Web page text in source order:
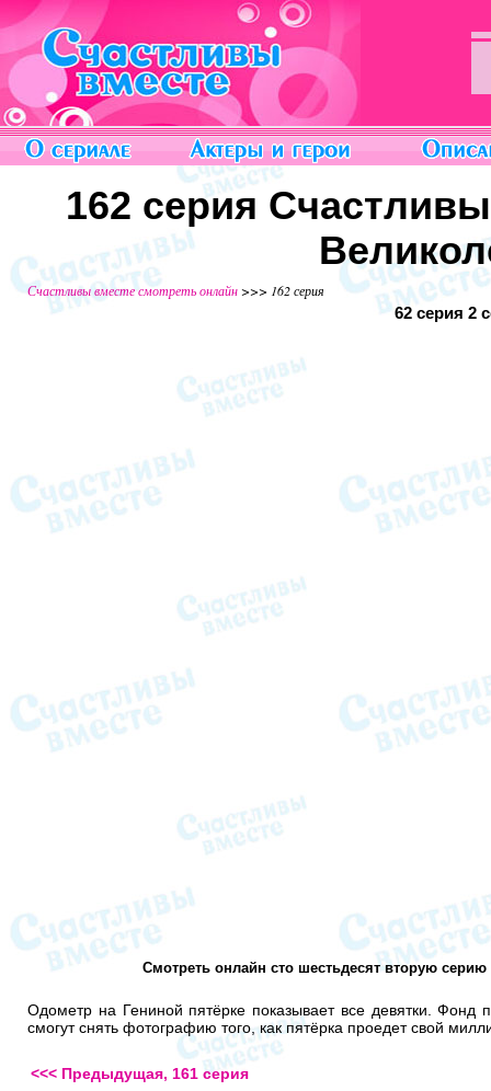
162 серия
Счастливы вместе смотреть онлайн>>> 162 серия
62 серия 2
Смотреть онлайн сто шестьдесят вторую
Одометр на Гениной пятёрке показывает все девятки.
смогут снять фотографию того, как пятёрка проедет свой
<<< Предыдущая, 161 серия